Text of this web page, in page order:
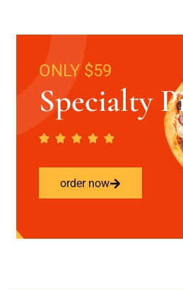
ONLY $59
Specialty
order now